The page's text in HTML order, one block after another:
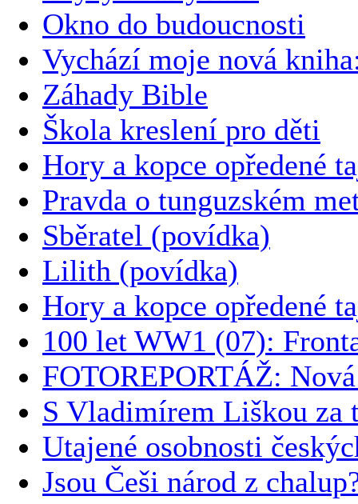
Okno do budoucnosti
Vychází moje nová
Záhady Bible
Škola kreslení pro děti
Hory a kopce opředené
Pravda o tunguzském
Sběratel (povídka)
Lilith (povídka)
Hory a kopce opředené
100 let WW1 (07):
FOTOREPORTÁŽ:
S Vladimírem Liškou za
Utajené osobnosti
Jsou Češi národ z